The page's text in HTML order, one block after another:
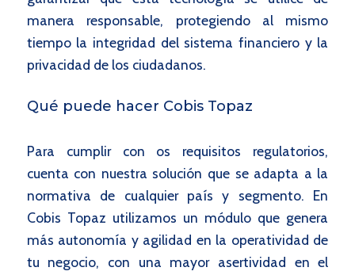
manera responsable, protegiendo al mismo
tiempo la integridad del sistema financiero y la
privacidad de los ciudadanos.
Qué puede hacer Cobis Topaz
Para cumplir con os requisitos regulatorios,
cuenta con nuestra solución que se adapta a la
normativa de cualquier país y segmento. En
Cobis Topaz utilizamos un módulo que genera
más autonomía y agilidad en la operatividad de
tu negocio, con una mayor asertividad en el